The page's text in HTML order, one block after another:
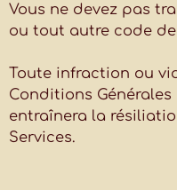
Vous ne devez pas
ou tout autre code
Toute infraction ou
Conditions
entraînera la
Services.